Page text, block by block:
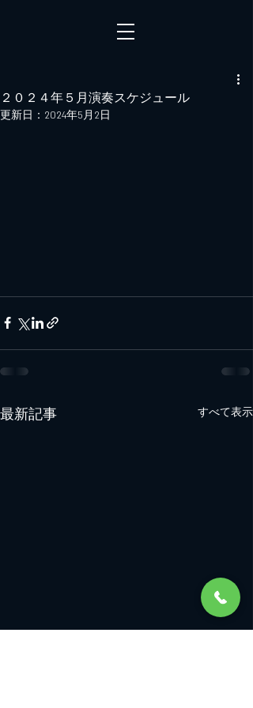
２０２４年５月演奏スケジュール
更新日： 2024年5月2日
最新記事 すべて表示